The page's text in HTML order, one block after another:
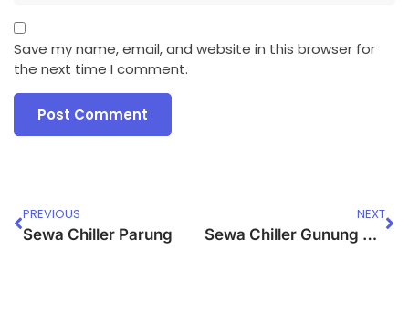
Save my name, email, and website in this browser for
the next time I comment.
PREVIOUS
Sewa Chiller Parung
NEXT
Sewa Chiller Gunung Putri